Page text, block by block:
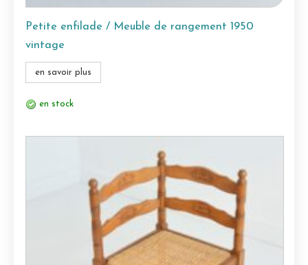
Petite enfilade / Meuble de rangement 1950
vintage
en savoir plus
en stock